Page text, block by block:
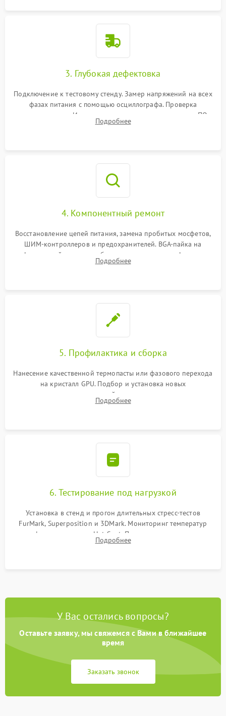
3. Глубокая дефектовка
Подключение к тестовому стенду. Замер напряжений на всех
фазах питания с помощью осциллографа. Проверка
инициализации. Использование специализированного ПО
MATS
Подробнее
4. Компонентный ремонт
Восстановление цепей питания, замена пробитых мосфетов,
ШИМ-контроллеров и предохранителей. BGA-пайка на
инфракрасной станции реболлинг или замена графического
чипа и дефектной памяти GDDR. Прошивка BIOS
Подробнее
5. Профилактика и сборка
Нанесение качественной термопасты или фазового перехода
на кристалл GPU. Подбор и установка новых
термопрокладок правильной толщины на память и цепи
питания. Монтаж радиатора и бэкплейта, подключение и
Подробнее
6. Тестирование под нагрузкой
Установка в стенд и прогон длительных стресс-тестов
FurMark, Superposition и 3DMark. Мониторинг температур
графического чипа и Hot Spot. Проверка на отсутствие
артефактов изображения, вылетов драйвера и зависаний.
Подробнее
У Вас остались вопросы?
Оставьте заявку, мы свяжемся с Вами в ближайшее
время
Заказать звонок